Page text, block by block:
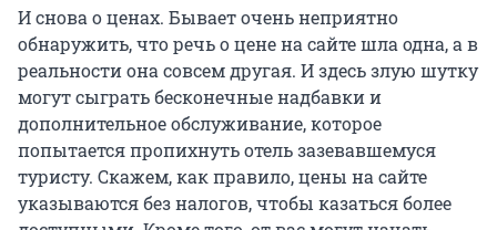
И снова о ценах. Бывает очень неприятно
обнаружить, что речь о цене на сайте шла одна, а в
реальности она совсем другая. И здесь злую шутку
могут сыграть бесконечные надбавки и
дополнительное обслуживание, которое
попытается пропихнуть отель зазевавшемуся
туристу. Скажем, как правило, цены на сайте
указываются без налогов, чтобы казаться более